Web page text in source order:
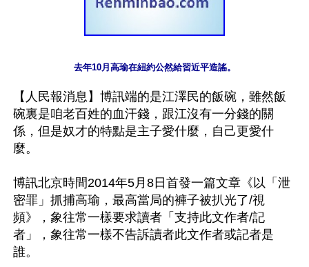
去年10月高瑜在紐約公然給習近平造謠。
【人民報消息】博訊端的是江澤民的飯碗，雖然飯
碗裏是咱老百姓的血汗錢，跟江沒有一分錢的關
係，但是奴才的特點是主子愛什麼，自己更愛什
麼。
博訊北京時間2014年5月8日首發一篇文章《以「泄
密罪」抓捕高瑜，最高當局的褲子被扒光了/視
頻》，象往常一樣要求讀者「支持此文作者/記
者」，象往常一樣不告訴讀者此文作者或記者是
誰。